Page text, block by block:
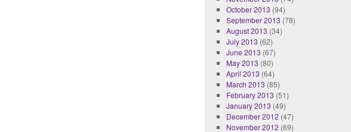
October 2013 (94)
September 2013 (78)
August 2013 (34)
July 2013 (62)
June 2013 (67)
May 2013 (80)
April 2013 (64)
March 2013 (85)
February 2013 (51)
January 2013 (49)
December 2012 (47)
November 2012 (69)